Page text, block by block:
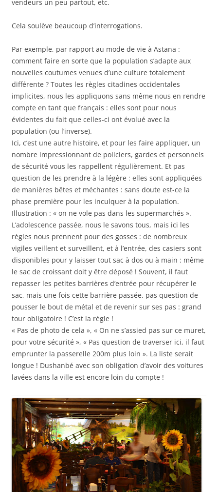
vendeurs un peu partout, etc.
Cela soulève beaucoup d’interrogations.
Par exemple, par rapport au mode de vie à Astana :
comment faire en sorte que la population s’adapte aux
nouvelles coutumes venues d’une culture totalement
différente ? Toutes les règles citadines occidentales
implicites, nous les appliquons sans même nous en rendre
compte en tant que français : elles sont pour nous
évidentes du fait que celles-ci ont évolué avec la
population (ou l’inverse).
Ici, c’est une autre histoire, et pour les faire appliquer, un
nombre impressionnant de policiers, gardes et personnels
de sécurité vous les rappellent régulièrement. Et pas
question de les prendre à la légère : elles sont appliquées
de manières bêtes et méchantes : sans doute est-ce la
phase première pour les inculquer à la population.
Illustration : « on ne vole pas dans les supermarchés ».
L’adolescence passée, nous le savons tous, mais ici les
règles nous prennent pour des gosses : de nombreux
vigiles veillent et surveillent, et à l’entrée, des casiers sont
disponibles pour y laisser tout sac à dos ou à main : même
le sac de croissant doit y être déposé ! Souvent, il faut
repasser les petites barrières d’entrée pour récupérer le
sac, mais une fois cette barrière passée, pas question de
pousser le bout de métal et de revenir sur ses pas : grand
tour obligatoire ! C’est la règle !
« Pas de photo de cela », « On ne s’assied pas sur ce muret,
pour votre sécurité », « Pas question de traverser ici, il faut
emprunter la passerelle 200m plus loin ». La liste serait
longue ! Dushanbé avec son obligation d’avoir des voitures
lavées dans la ville est encore loin du compte !